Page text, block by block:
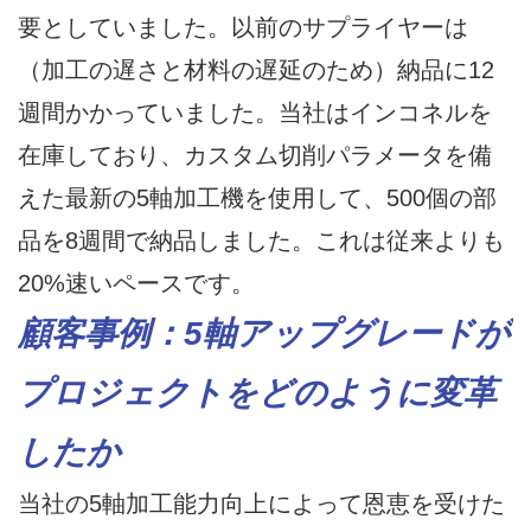
要としていました。以前のサプライヤーは
（加工の遅さと材料の遅延のため）納品に12
週間かかっていました。当社はインコネルを
在庫しており、カスタム切削パラメータを備
えた最新の5軸加工機を使用して、500個の部
品を8週間で納品しました。これは従来よりも
20%速いペースです。
顧客事例：5軸アップグレードが
プロジェクトをどのように変革
したか
当社の5軸加工能力向上によって恩恵を受けた